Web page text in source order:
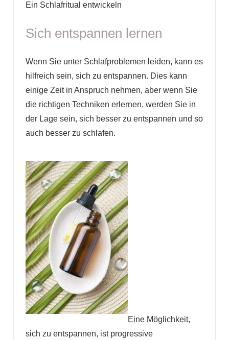
Ein Schlafritual entwickeln
Sich entspannen lernen
Wenn Sie unter Schlafproblemen leiden, kann es
hilfreich sein, sich zu entspannen. Dies kann
einige Zeit in Anspruch nehmen, aber wenn Sie
die richtigen Techniken erlernen, werden Sie in
der Lage sein, sich besser zu entspannen und so
auch besser zu schlafen.
Eine Möglichkeit,
sich zu entspannen, ist progressive